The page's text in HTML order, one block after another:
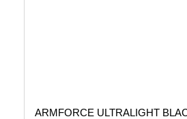
ARMFORCE ULTRALIGHT